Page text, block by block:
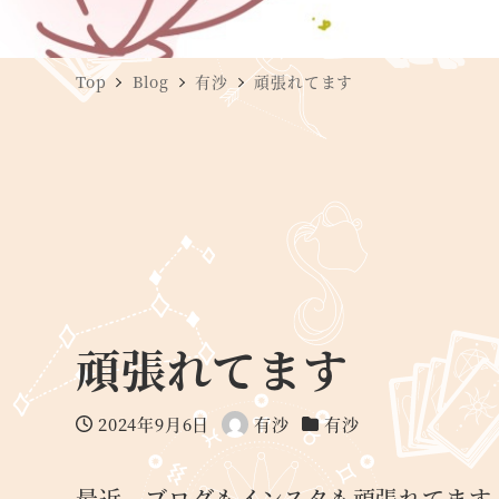
Top Blog 有沙 頑張れてます
頑張れてます
投稿日
2024年9月6日
著
者
有沙
カテゴリー
有沙